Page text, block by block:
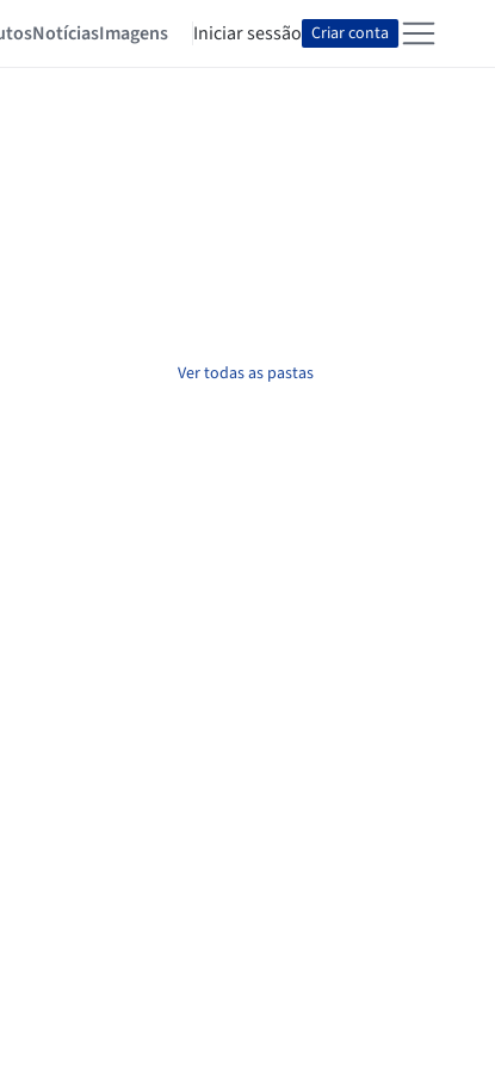
NotíciasImagens Iniciar sessão Criar conta
Ver todas as pastas